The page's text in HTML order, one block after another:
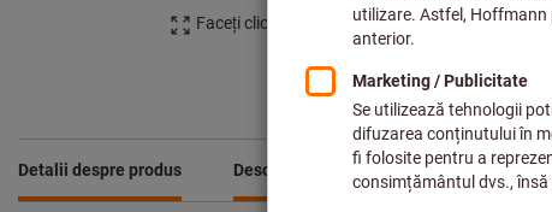
Faceți clic pentru a mări imaginea
Detalii despre produs Descriere Din serie